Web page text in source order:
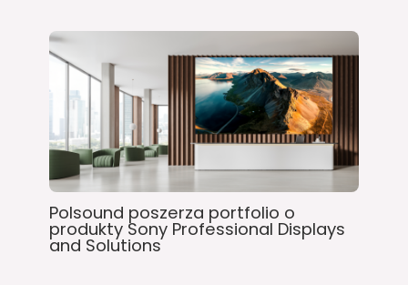
Polsound poszerza portfolio o
produkty Sony Professional Displays
and Solutions